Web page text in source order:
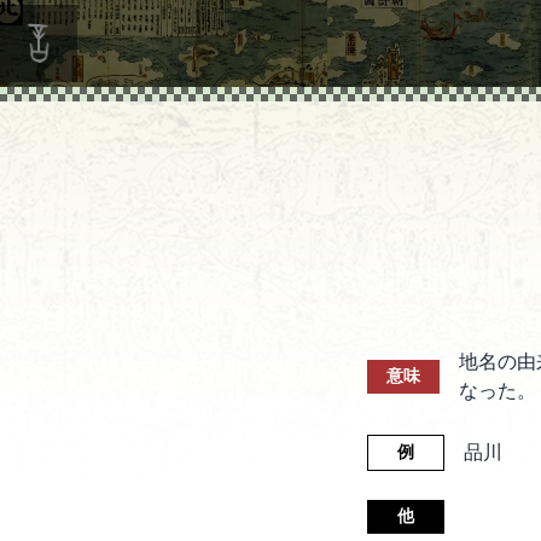
意味
地名の由
なった。
例 品川
他